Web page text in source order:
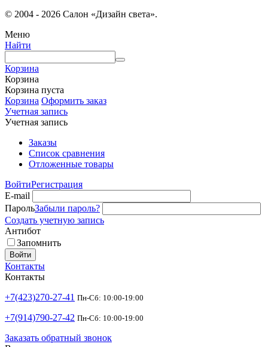
© 2004 - 2026 Салон «Дизайн света».
Меню
Найти
Корзина
Корзина
Корзина пуста
Корзина Оформить заказ
Учетная запись
Учетная запись
Заказы
Список сравнения
Отложенные товары
ВойтиРегистрация
E-mail
ПарольЗабыли пароль?
Создать учетную запись
Антибот
Запомнить
Войти
Контакты
Контакты
+7(423)270-27-41 Пн-Сб: 10:00-19:00
+7(914)790-27-42 Пн-Сб: 10:00-19:00
Заказать обратный звонок